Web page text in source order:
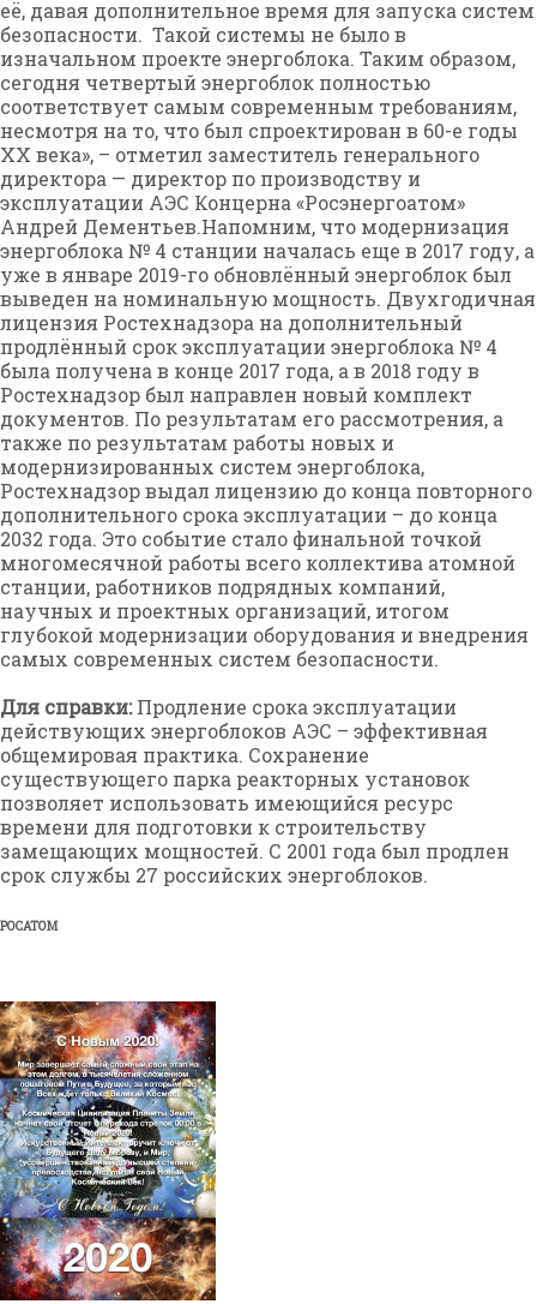
её, давая дополнительное время для запуска систем
безопасности. Такой системы не было в
изначальном проекте энергоблока. Таким образом,
сегодня четвертый энергоблок полностью
соответствует самым современным требованиям,
несмотря на то, что был спроектирован в 60-е годы
XX века», – отметил заместитель генерального
директора — директор по производству и
эксплуатации АЭС Концерна «Росэнергоатом»
Андрей Дементьев.Напомним, что модернизация
энергоблока № 4 станции началась еще в 2017 году, а
уже в январе 2019-го обновлённый энергоблок был
выведен на номинальную мощность. Двухгодичная
лицензия Ростехнадзора на дополнительный
продлённый срок эксплуатации энергоблока № 4
была получена в конце 2017 года, а в 2018 году в
Ростехнадзор был направлен новый комплект
документов. По результатам его рассмотрения, а
также по результатам работы новых и
модернизированных систем энергоблока,
Ростехнадзор выдал лицензию до конца повторного
дополнительного срока эксплуатации – до конца
2032 года. Это событие стало финальной точкой
многомесячной работы всего коллектива атомной
станции, работников подрядных компаний,
научных и проектных организаций, итогом
глубокой модернизации оборудования и внедрения
самых современных систем безопасности.
Для справки:Продление срока эксплуатации
действующих энергоблоков АЭС – эффективная
общемировая практика. Сохранение
существующего парка реакторных установок
позволяет использовать имеющийся ресурс
времени для подготовки к строительству
замещающих мощностей. С 2001 года был продлен
срок службы 27 российских энергоблоков.
РОСАТОМ